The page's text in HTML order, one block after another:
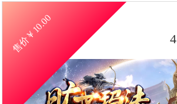
售价￥
10.00